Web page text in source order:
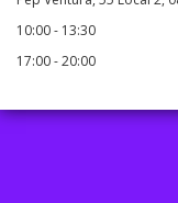
10:00 - 13:30
17:00 - 20:00